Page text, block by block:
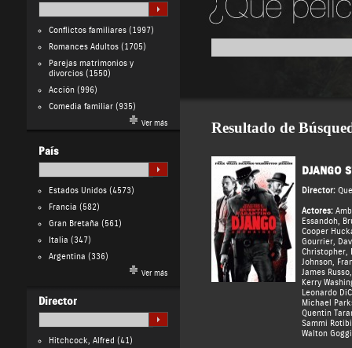
Conflictos familiares(1997)
Romances Adultos(1705)
Parejas matrimonios y
divorcios(1550)
Acción(996)
Comedia familiar(935)
Ver más
País
Estados Unidos(4573)
Francia (582)
Gran Bretaña (561)
Italia (347)
Argentina (336)
Ver más
Director
Hitchcock, Alfred (41)
Resultado de
DJANGO
Director:
Actores:
Essandoh,
Cooper
Gourrier,
Christopher,
Johnson,
James Russo
Kerry
Leonardo
Michael
Quentin
Sammi Rotibi
Walton